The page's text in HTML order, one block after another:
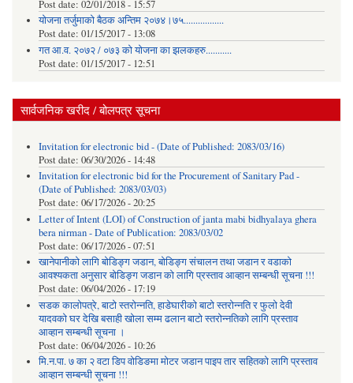
Post date: 02/01/2018 - 15:57
याेजना तर्जुमाकाे बैठक अन्तिम २०७४।७५.................
Post date: 01/15/2017 - 13:08
गत आ.व. २०७२ / ०७३ को योजना का झलकहरु...........
Post date: 01/15/2017 - 12:51
सार्वजनिक खरीद / बोलपत्र सूचना
Invitation for electronic bid - (Date of Published: 2083/03/16)
Post date: 06/30/2026 - 14:48
Invitation for electronic bid for the Procurement of Sanitary Pad -
(Date of Published: 2083/03/03)
Post date: 06/17/2026 - 20:25
Letter of Intent (LOI) of Construction of janta mabi bidhyalaya ghera
bera nirman - Date of Publication: 2083/03/02
Post date: 06/17/2026 - 07:51
खानेपानीको लागि बोडिङ्ग जडान, बोडिङ्ग संचालन तथा जडान र वडाको
आवश्यकता अनुसार बोडिङ्ग जडान को लागि प्रस्ताव आव्हान सम्बन्धी सूचना !!!
Post date: 06/04/2026 - 17:19
सडक कालोपत्रे, बाटो स्तरोन्नति, हाडेघारीको बाटो स्तरोन्नति र फुलो देवी
यादवको घर देखि बसाही खोला सम्म ढलान बाटो स्तरोन्नतिको लागि प्रस्ताव
आव्हान सम्बन्धी सूचना ।
Post date: 06/04/2026 - 10:26
मि.न.पा. ७ का २ वटा डिप वोडिङमा मोटर जडान पाइप तार सहितको लागि प्रस्ताव
आव्हान सम्बन्धी सूचना !!!